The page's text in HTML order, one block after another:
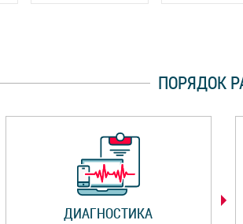
ПОРЯДОК
ДИАГНОСТИКА